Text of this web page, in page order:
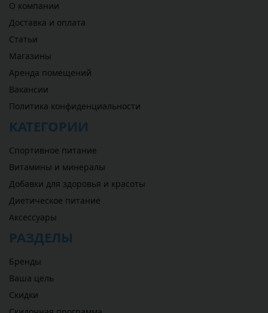
О компании
Доставка и оплата
Статьи
Магазины
Аренда помещений
Вакансии
Политика конфиденциальности
КАТЕГОРИИ
Спортивное питание
Витамины и минералы
Добавки для здоровья и красоты
Диетическое питание
Аксессуары
РАЗДЕЛЫ
Бренды
Ваша цель
Скидки